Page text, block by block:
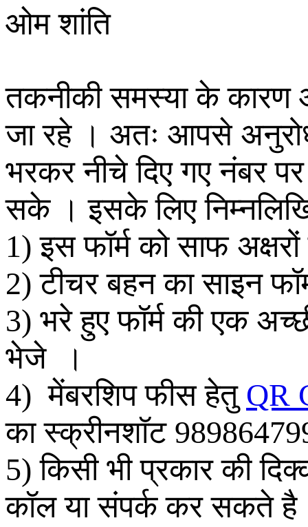
ओम शांति
तकनीकी समस्या के कारण
जा रहे । अतः आपसे
भरकर नीचे दिए गए नंबर
सके । इसके लिए
1) इस फॉर्म को साफ
2) टीचर बहन का साइन
3) भरे हुए फॉर्म की एक
भेजे ।
4) मेंबरशिप फीस हेतु QR
का स्क्रीनशॉट
5) किसी भी प्रकार की
कॉल या संपर्क कर सकते